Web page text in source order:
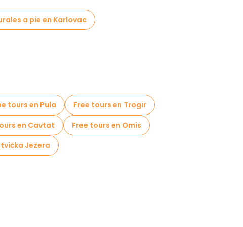
a pie en Karlovac
tours en Pula
Free tours en Trogir
en Cavtat
Free tours en Omis
Jezera